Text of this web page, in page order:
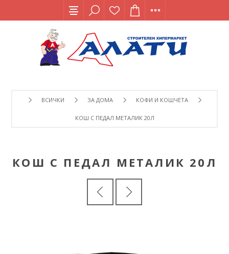
ВСИЧКИ ЗА ДОМА КОФИ И КОШЧЕТА
КОШ С ПЕДАЛ МЕТАЛИК 20Л
КОШ С ПЕДАЛ МЕТАЛИК 20Л